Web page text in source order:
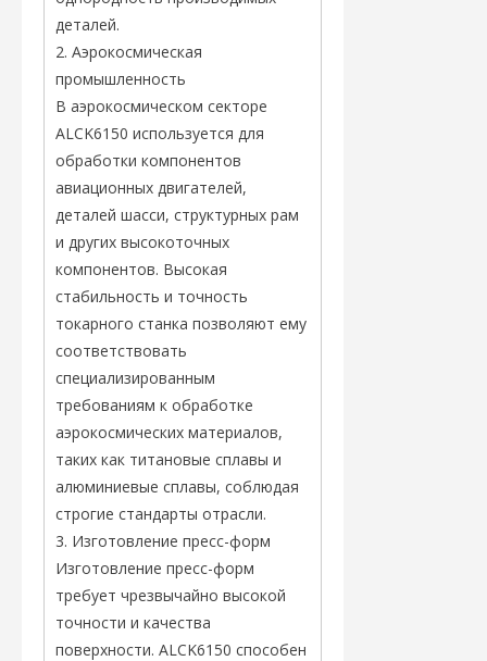
деталей.
2. Аэрокосмическая
промышленность
В аэрокосмическом секторе
ALCK6150 используется для
обработки компонентов
авиационных двигателей,
деталей шасси, структурных рам
и других высокоточных
компонентов. Высокая
стабильность и точность
токарного станка позволяют ему
соответствовать
специализированным
требованиям к обработке
аэрокосмических материалов,
таких как титановые сплавы и
алюминиевые сплавы, соблюдая
строгие стандарты отрасли.
3. Изготовление пресс-форм
Изготовление пресс-форм
требует чрезвычайно высокой
точности и качества
поверхности. ALCK6150 способен